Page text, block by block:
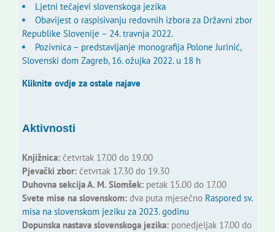
Ljetni tečajevi slovenskoga jezika
Obavijest o raspisivanju redovnih izbora za Državni zbor
Republike Slovenije – 24. travnja 2022.
Pozivnica – predstavljanje monografija Polone Jurinić,
Slovenski dom Zagreb, 16. ožujka 2022. u 18 h
Kliknite ovdje za ostale najave
Aktivnosti
Knjižnica:četvrtak 17.00 do 19.00
Pjevački zbor:četvrtak 17.30 do 19.30
Duhovna sekcija A. M. Slomšek:petak 15.00 do 17.00
Svete mise na slovenskom:dva puta mjesečno Raspored sv.
misa na slovenskom jeziku za 2023. godinu
Dopunska nastava slovenskoga jezika:ponedjeljak 17.00 do